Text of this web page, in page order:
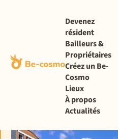
Devenez
résident
Bailleurs &
Propriétaires
Créez un Be-
Cosmo
Lieux
À propos
Actualités